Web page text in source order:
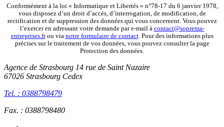
Conformément à la loi « Informatique et Libertés » n°78-17 du 6 janvier 1978,
vous disposez d’un droit d’accès, d’interrogation, de modification, de
rectification et de suppression des données qui vous concernent. Vous pouvez
l’exercer en adressant votre demande par e-mail à contact@soprema-
entreprises.frou via notre formulaire de contact. Pour des informations plus
précises sur le traitement de vos données, vous pouvez consulter la page
Protection des données.
Agence de Strasbourg 14 rue de Saint Nazaire
67026 Strasbourg Cedex
Tel. : 0388798479
Fax. : 0388798480